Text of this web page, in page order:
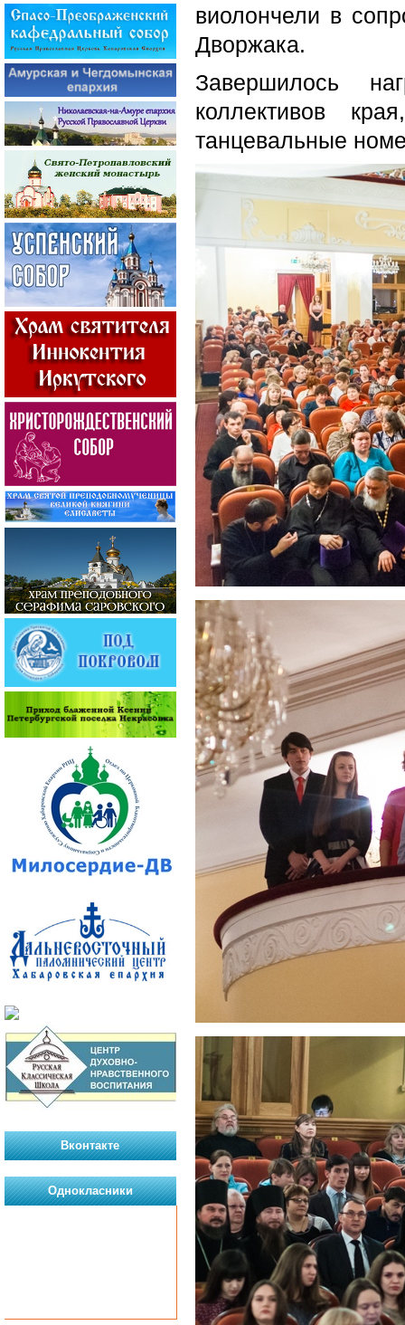
виолончели в
Дворжака.
Завершилось
коллективов
танцевальные
Вконтакте
Однокласники